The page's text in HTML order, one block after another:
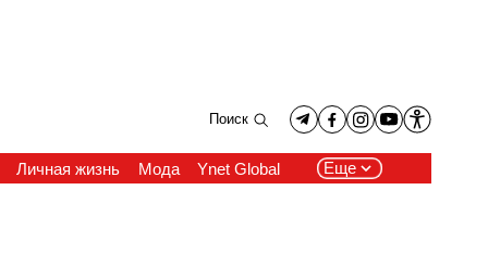
Поиск
Личная жизнь Мода Ynet Global Еще